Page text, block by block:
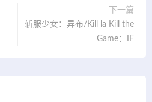
下一篇
斩服少女：异布/Kill la Kill the
Game：IF